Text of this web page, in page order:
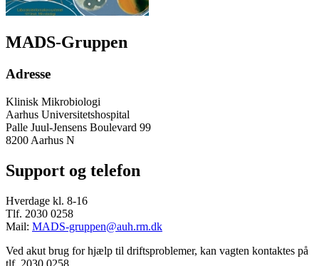
MADS-Gruppen
Adresse
Klinisk Mikrobiologi
Aarhus Universitetshospital
Palle Juul-Jensens Boulevard 99
8200 Aarhus N
Support og telefon
Hverdage kl. 8-16
Tlf. 2030 0258
Mail: MADS-gruppen@auh.rm.dk
Ved akut brug for hjælp til driftsproblemer, kan vagten kontaktes på
tlf. 2030 0258